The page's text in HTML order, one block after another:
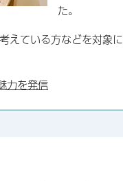
た。
ている方などを対象
力を発信